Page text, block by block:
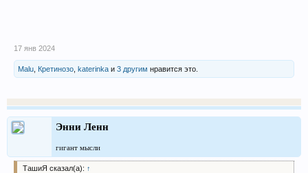
17 янв 2024
Malu Кретинозо katerinka и 3 другим нравится это.
Энни Ленн
гигант мысли
ТашиЯ сказал(а): ↑